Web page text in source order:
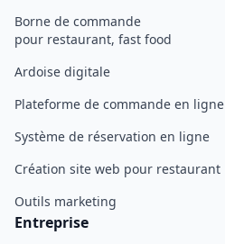
Borne de commande
pour restaurant, fast food
Ardoise digitale
Plateforme de commande en ligne
Système de réservation en ligne
Création site web pour restaurant
Outils marketing
Entreprise